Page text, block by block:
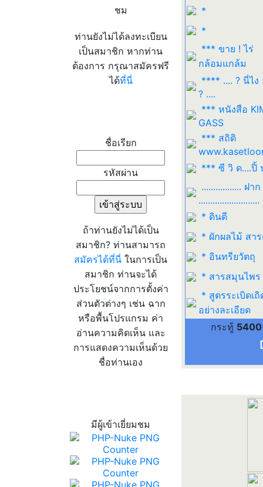
ชม
ท่านยังไม่ได้ลงทะเบียน
เป็นสมาชิก หากท่าน
ต้องการ กรุณาสมัครฟรี
ได้ที่นี่
ชื่อเรียก
รหัสผ่าน
ถ้าท่านยังไม่ได้เป็น
สมาชิก? ท่านสามารถ
สมัครได้ที่นี่ ในการเป็น
สมาชิก ท่านจะได้
ประโยชน์จากการตั้งค่า
ส่วนตัวต่างๆ เช่น ฉาก
หรือพื้นโปรแกรม ค่า
อ่านความคิดเห็น และ
การแสดงความเห็นด้วย
ชื่อท่านเอง
มีผู้เข้าเยี่ยมชม
*
*
*** ขาย ! ไร่
กล้อมแกล้ม
**** .... ? นี่ไง
? ....
*** หนังสือ
GASS
*** สถิติ
*** ซี วิ ด....ปิ้
................. ฝาก
..........................
* ดินดี
* ผักผลไม้ สา
* อินทรียวัตถุ
* สารสมุนไพร
* สูตรระเบิดเถิ
อย่างละเอียด
กระทู้ 5400